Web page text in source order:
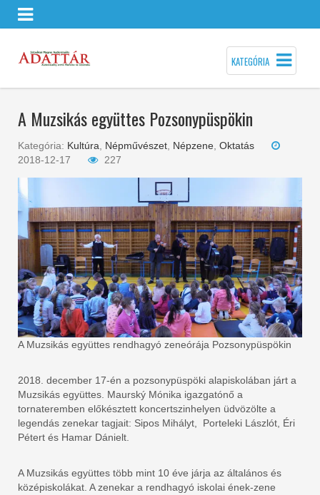
KATEGÓRIA
A Muzsikás együttes Pozsonypüspökin
Kategória: Kultúra Népművészet Népzene Oktatás
2018-12-17
227
A Muzsikás együttes rendhagyó zeneórája Pozsonypüspökin
2018. december 17-én a pozsonypüspöki alapiskolában járt a
Muzsikás együttes. Maurský Mónika igazgatónő a
tornateremben előkésztett koncertszinhelyen üdvözölte a
legendás zenekar tagjait: Sipos Mihályt, Porteleki Lászlót, Éri
Pétert és Hamar Dánielt.
A Muzsikás együttes több mint 10 éve járja az általános és
középiskolákat. A zenekar a rendhagyó iskolai ének-zene